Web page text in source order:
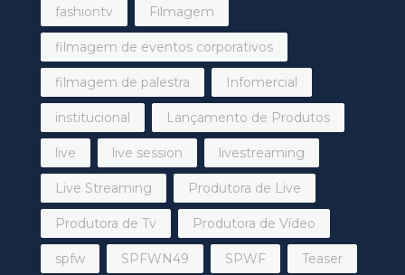
fashiontv Filmagem
filmagem de eventos corporativos
filmagem de palestra Infomercial
institucional Lançamento de Produtos
live live session livestreaming
Live Streaming Produtora de Live
Produtora de Tv Produtora de Vídeo
spfw SPFWN49 SPWF Teaser